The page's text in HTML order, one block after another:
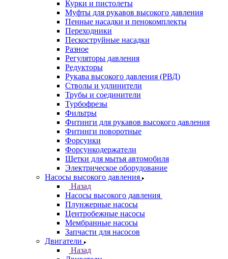
Курки и пистолеты
Муфты для рукавов высокого давления
Пенные насадки и пенокомплекты
Переходники
Пескоструйные насадки
Разное
Регуляторы давления
Редукторы
Рукава высокого давления (РВД)
Стволы и удлинители
Трубы и соединители
Турбофрезы
Фильтры
Фитинги для рукавов высокого давления
Фитинги поворотные
Форсунки
Форсункодержатели
Щетки для мытья автомобиля
Электрическое оборудование
Насосы высокого давления
Назад
Насосы высокого давления
Плунжерные насосы
Центробежные насосы
Мембранные насосы
Запчасти для насосов
Двигатели
Назад